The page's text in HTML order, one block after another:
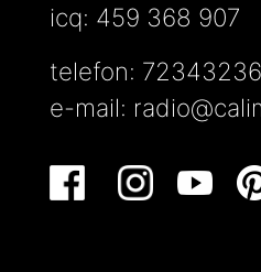
icq: 459 368 907
telefon:
e-mail: